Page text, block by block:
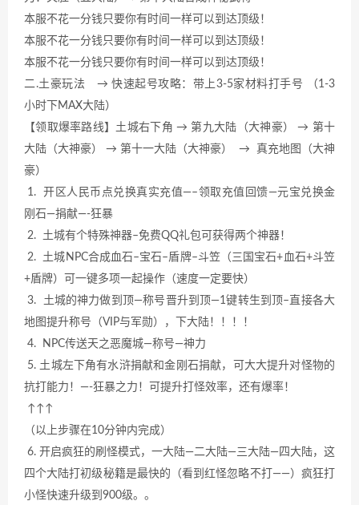
本服不花一分钱只要你有时间一样可以到达顶级！
本服不花一分钱只要你有时间一样可以到达顶级！
本服不花一分钱只要你有时间一样可以到达顶级！
二.土豪玩法 → 快速起号攻略：带上3-5家材料打手号 （1-3
小时下MAX大陆）
【领取爆率路线】土城右下角 → 第九大陆（大神豪） → 第十
大陆（大神豪） → 第十一大陆（大神豪） → 真充地图（大神
豪）
1. 开区人民币点兑换真实充值—–领取充值回馈—元宝兑换金
刚石—捐献—-狂暴
2. 土城有个特殊神器–免费QQ礼包可获得两个神器！
2. 土城NPC合成血石–宝石–盾牌–斗笠（三国宝石+血石+斗笠
+盾牌）可一键多项一起操作（速度一定要快）
3. 土城的神力做到顶—称号晋升到顶—1键转生到顶–直接各大
地图提升称号（VIP与军勋），下大陆！！！！
4. NPC传送天之恶魔城—称号—神力
5. 土城左下角有水浒捐献和金刚石捐献，可大大提升对怪物的
抗打能力！—-狂暴之力！可提升打怪效率，还有爆率！
↑↑↑
（以上步骤在10分钟内完成）
6. 开启疯狂的刷怪模式，一大陆—二大陆—三大陆—四大陆，这
四个大陆打初级秘籍是最快的（看到红怪忽略不打——）疯狂打
小怪快速升级到900级。。